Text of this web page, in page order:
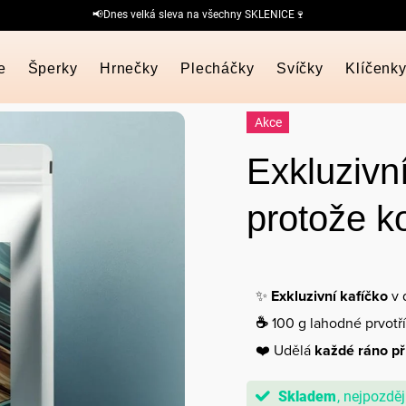
📢Dnes velká sleva na všechny SKLENICE🍷
Šperky Hrnečky Plecháčky Svíčky Klíčenky
Akce
protože
✨ Exkluzivní kafíčkov
☕100 g lahodné
❤️ Udělá každé ráno
Skladem